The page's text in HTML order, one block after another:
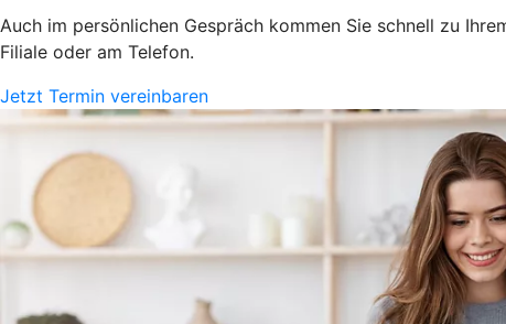
Auch im persönlichen Gespräch kommen Sie schnell zu
Filiale oder am Telefon.
Jetzt Termin vereinbaren